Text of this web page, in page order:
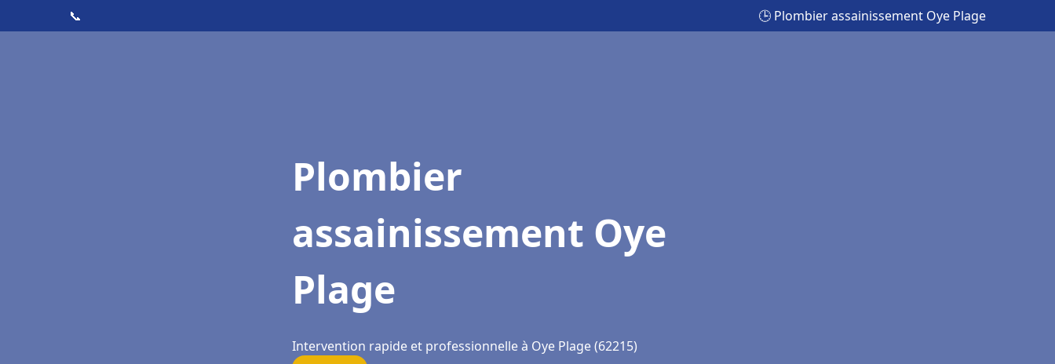
📞 🕒 Plombier assainissement Oye Plage
Plombier
assainissement Oye
Plage
Intervention rapide et professionnelle à Oye Plage (62215)